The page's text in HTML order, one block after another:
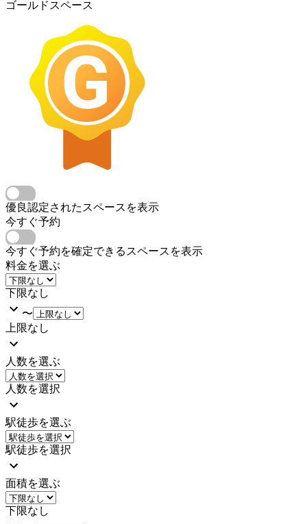
ゴールドスペース
優良認定されたスペースを表示
今すぐ予約
今すぐ予約を確定できるスペースを表示
料金を選ぶ
下限なし
〜
上限なし
人数を選ぶ
人数を選択
駅徒歩を選ぶ
駅徒歩を選択
面積を選ぶ
下限なし